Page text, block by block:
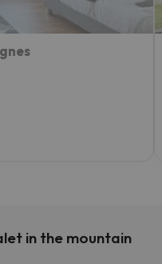
in the mountain